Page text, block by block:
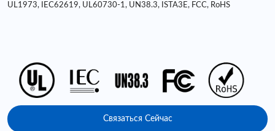
UL1973, IEC62619, UL60730-1, UN38.3, ISTA3E, FCC, RoHS
Связаться Сейчас